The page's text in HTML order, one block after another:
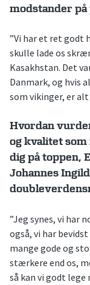
modstander
”Vi har et ret godt
skulle lade os
Kasakhstan. Det
Danmark, og hvis
som vikinger, er
Hvordan
og kvalitet som
dig på toppen,
Johannes
”Jeg synes, vi har
også, vi har
mange gode og
stærkere end os,
så kan vi godt lege